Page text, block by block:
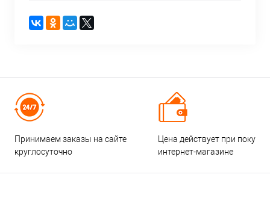
Принимаем заказы на сайте
круглосуточно
Цена действует при
интернет-магазине